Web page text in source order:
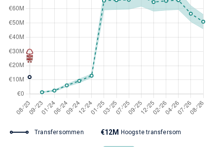
Transfersommen €12M Hoogste transfersom